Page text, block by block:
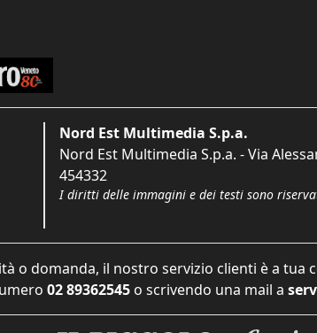
Nord Est Multimedia S.p.a.
Nord Est Multimedia S.p.a. - Via
454332
I diritti delle immagini e dei testi sono
o domanda, il nostro servizio clienti è a tua
02 89362545 o scrivendo una mail a